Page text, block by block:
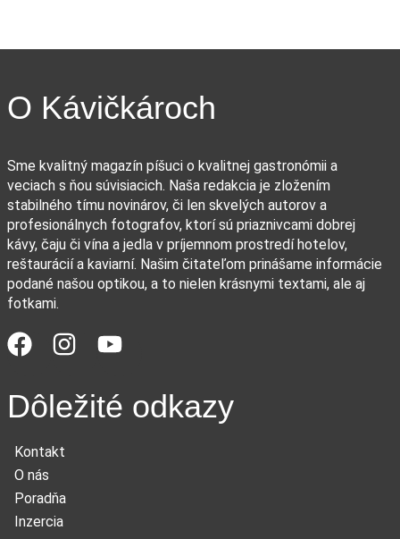
O Kávičkároch
Sme kvalitný magazín píšuci o kvalitnej gastronómii a
veciach s ňou súvisiacich. Naša redakcia je zložením
stabilného tímu novinárov, či len skvelých autorov a
profesionálnych fotografov, ktorí sú priaznivcami dobrej
kávy, čaju či vína a jedla v príjemnom prostredí hotelov,
reštaurácií a kaviarní. Našim čitateľom prinášame informácie
podané našou optikou, a to nielen krásnymi textami, ale aj
fotkami.
Dôležité odkazy
Kontakt
O nás
Poradňa
Inzercia